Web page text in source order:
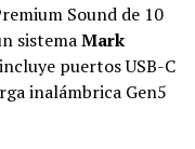
Sound de 10
sistemaMark
puertos USB-C
inalámbrica Gen5